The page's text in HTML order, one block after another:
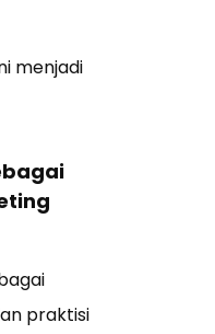
menjadi
praktisi